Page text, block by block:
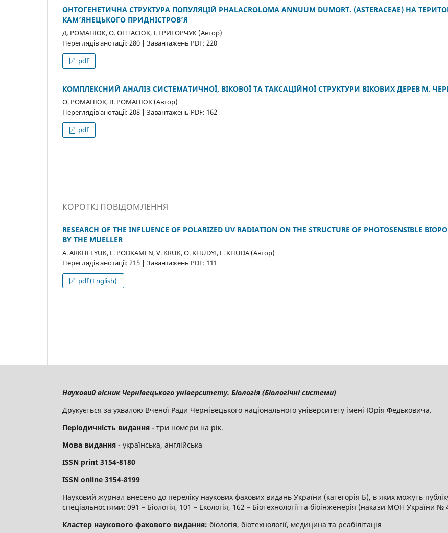
ОНТОГЕНЕТИЧНА СТРУКТУРА ПОПУЛЯЦІЙ PHALACROLOMA ANNUUM DUMORT. (ASTERACEAE) НА
КАМ’ЯНЕЦЬКОГО ПРИДНІСТРОВ’Я
Д. РОМАНЮК, О. ОПТАСЮК, І. ГРИГОРЧУК (Автор)
Переглядів анотації: 280 | Завантажень PDF: 220
pdf
КОМПЛЕКСНИЙ АНАЛІЗ СИСТЕМАТИЧНОЇ, ВІКОВОЇ ТА ТАКСАЦІЙНОЇ СТРУКТУРИ ВІКОВИХ ДЕРЕВ М.
О. РОМАНЮК, В. РОМАНЮК (Автор)
Переглядів анотації: 208 | Завантажень PDF: 162
pdf
КОРОТКІ ПОВІДОМЛЕННЯ
RESEARCH OF THE INFLUENCE OF POLARIZED UV RADIATION ON THE STRUCTURE OF PHOTOSENSIBLE
BY THE MUELLER
A. ARKHELYUK, L. PODKAMEN, V. KRUK, О. KHUDYI, L. KHUDA (Автор)
Переглядів анотації: 215 | Завантажень PDF: 111
pdf (English)
Науковий вісник Чернівецького університету. Біологія (Біологічні системи)
Друкується за ухвалою Вченої Ради Чернівецького національного університету імені Юрія Федьковича.
Періодичність видання - три номери на рік.
Мова видання - українська, англійська
ISSN print 3154-8180
ISSN online 3154-8199
Науковий журнал внесено до переліку наукових фахових видань України (категорія Б), в яких можуть
спеціальностями: 091 – Біологія, 101 – Екологія, 162 – Біотехнології та біоінженерія (накази МОН України
Кластер наукового фахового видання: біологія, біотехнології, медицина та реабілітація